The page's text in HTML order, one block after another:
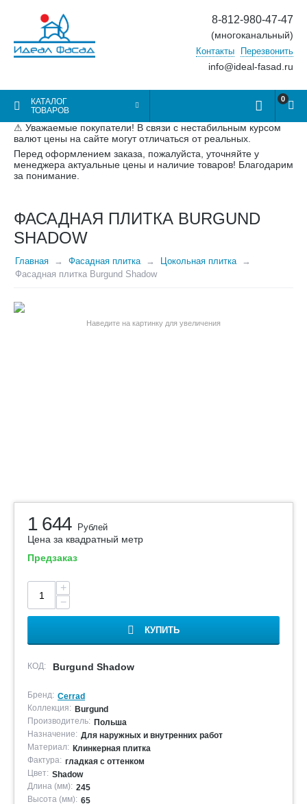
8-812-980-47-47
(многоканальный)
Контакты Перезвонить
info@ideal-fasad.ru
КАТАЛОГ
ТОВАРОВ
0
⚠ Уважаемые покупатели! В связи с нестабильным курсом
валют цены на сайте могут отличаться от реальных.
Перед оформлением заказа, пожалуйста, уточняйте у
менеджера актуальные цены и наличие товаров! Благодарим
за понимание.
ФАСАДНАЯ ПЛИТКА BURGUND
SHADOW
Главная Фасадная плитка
Цокольная плитка
Фасадная плитка Burgund Shadow
Наведите на картинку для увеличения
1 644 Рублей
Цена за квадратный метр
Предзаказ
+
−
КУПИТЬ
КОД: Burgund Shadow
Бренд: Cerrad
Коллекция: Burgund
Производитель: Польша
Назначение: Для наружных и внутренних работ
Материал: Клинкерная плитка
Фактура: гладкая с оттенком
Цвет: Shadow
Длина (мм): 245
Высота (мм): 65